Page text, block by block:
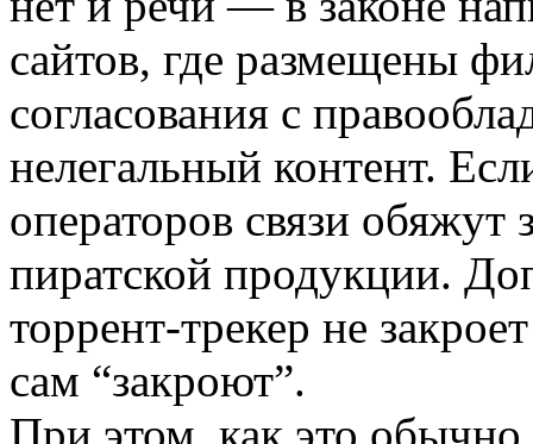
сайтов, где размещены
согласования с
нелегальный контент.
операторов связи обяжут
пиратской продукции.
торрент-­трекер не
сам “закроют”.
При этом, как это